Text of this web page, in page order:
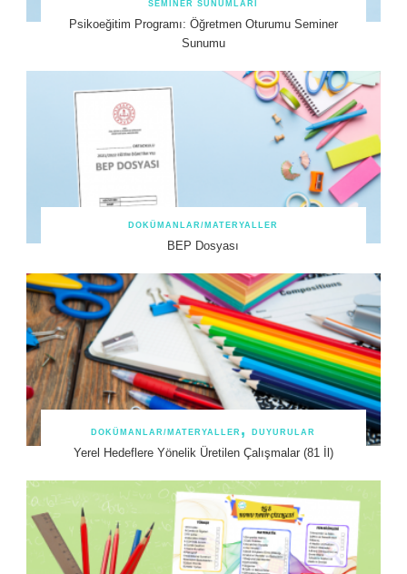
SEMINER SUNUMLARI
Psikoeğitim Programı: Öğretmen Oturumu Seminer
Sunumu
DOKÜMANLAR/MATERYALLER
BEP Dosyası
DOKÜMANLAR/MATERYALLER DUYURULAR
Yerel Hedeflere Yönelik Üretilen Çalışmalar (81 İl)